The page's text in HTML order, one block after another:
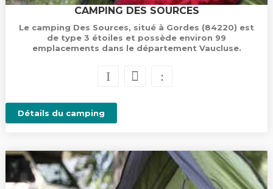
CAMPING DES SOURCES
Le camping Des Sources, situé à Gordes (84220) est
de type 3 étoiles et possède environ 99
emplacements dans le département Vaucluse.
Détails du camping